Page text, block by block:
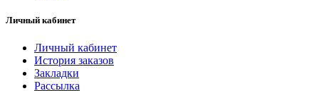
Личный кабинет
Личный кабинет
История заказов
Закладки
Рассылка